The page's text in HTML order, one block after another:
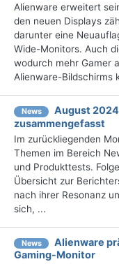
Alienware erweitert
den neuen Displays
darunter eine
Wide-Monitors. Auch
wodurch mehr Gamer
Alienware-Bildschirms
News
August
zusammengefasst
Im zurückliegenden
Themen im Bereich
und Produkttests.
Übersicht zur
nach ihrer Resonanz
sich, ...
News
Alienware
Gaming-Monitor